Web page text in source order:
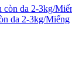
da 2-3kg/Miếng